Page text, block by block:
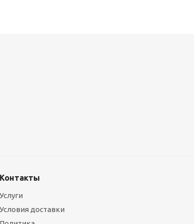
Контакты
Услуги
Условия доставки